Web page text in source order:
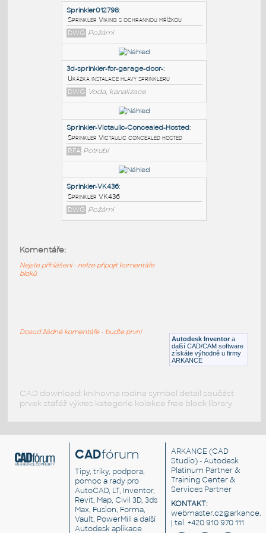
PODOBNÉ BLOKY
Sprinkler012798
Sprinkler Viking s ochrannou mřížkou
DWG Požární
3d-sprinkler-for-garage-door-:
Ukázka instalace hlavy sprinkleru
DWG Voda, kanalizace
Potrubí
Autodesk Inventor a
další CAD/CAM software
získáte výhodně u firmy
ARKANCE
Komentáře:
Nejste přihlášeni - nelze připojit komentáře
bloků
Dosud žádné komentáře - buďte první
CAD download: knihovna rodina symbol detail součást
prvek stafáž výkres kategorie kolekce free block library
CADfórum
Tipy, triky, podpora,
pomoc a rady pro
AutoCAD, LT, Inventor,
Revit, Map, Civil 3D, 3ds
Max, Fusion, Forma,
Vault, PowerMill a další
Autodesk aplikace
ARKANCE (CAD
Studio) - Autodesk
Platinum Partner &
Training Center &
Services Partner
KONTAKT:
| tel. +420 910 970 111